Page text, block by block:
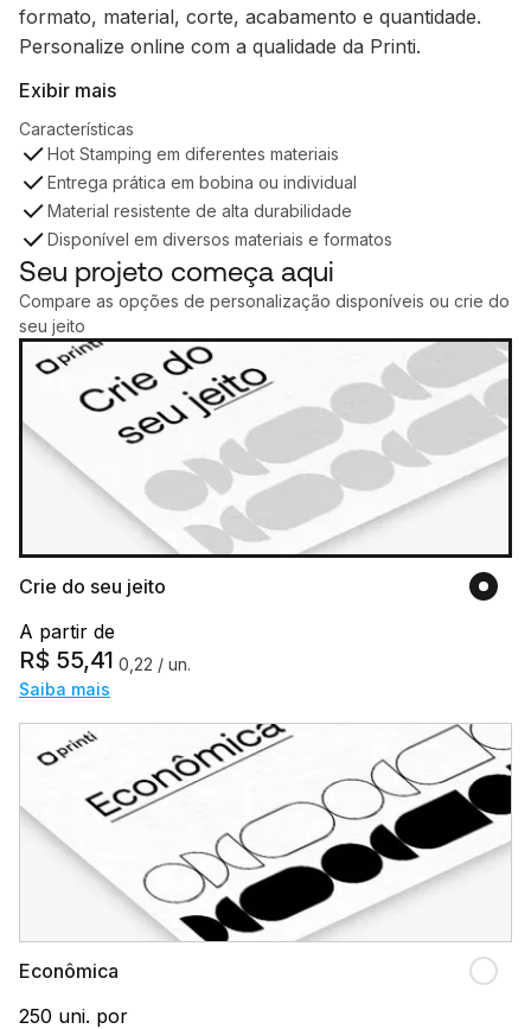
formato, material, corte, acabamento e quantidade.
Personalize online com a qualidade da Printi.
Exibir mais
Características
Hot Stamping em diferentes materiais
Entrega prática em bobina ou individual
Material resistente de alta durabilidade
Disponível em diversos materiais e formatos
Seu projeto começa aqui
Compare as opções de personalização disponíveis ou crie do
seu jeito
Crie do seu jeito
A partir de
R$ 55,41 0,22 / un.
Saiba mais
Econômica
250 uni. por